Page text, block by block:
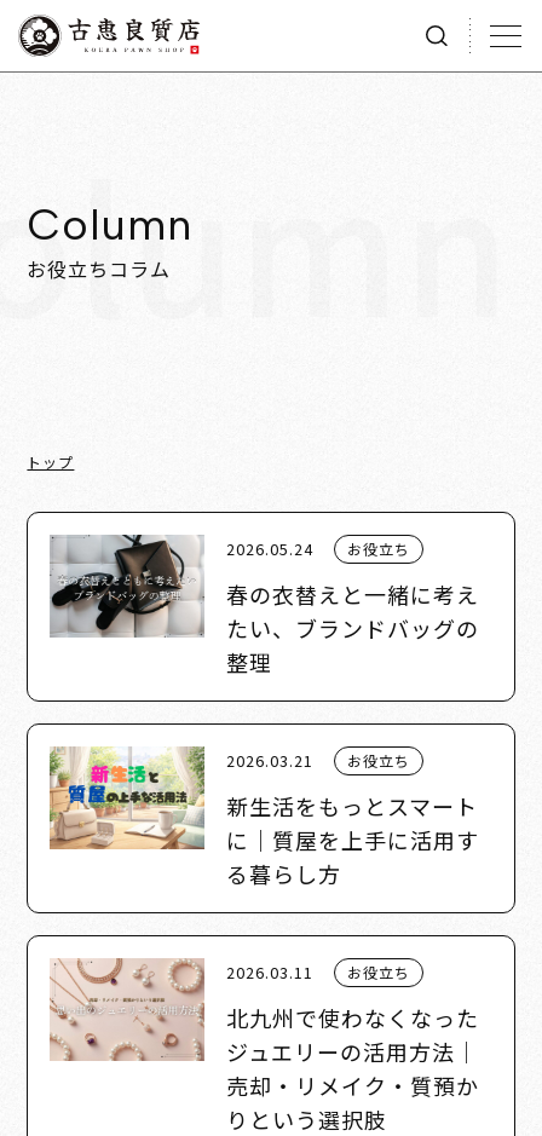
Column
お役立ちコラム
トップ
2026.05.24 お役立ち
春の衣替えと一緒に考え
たい、ブランドバッグの
整理
2026.03.21 お役立ち
新生活をもっとスマート
に｜質屋を上手に活用す
る暮らし方
2026.03.11 お役立ち
北九州で使わなくなった
ジュエリーの活用方法｜
売却・リメイク・質預か
りという選択肢